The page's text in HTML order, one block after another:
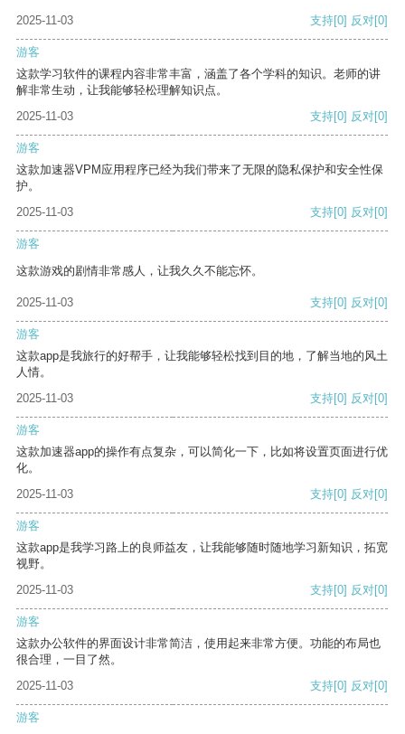
2025-11-03 支持[0] 反对[0]
游客
这款学习软件的课程内容非常丰富，涵盖了各个学科的知识。老师的讲
解非常生动，让我能够轻松理解知识点。
2025-11-03
支持[0] 反对[0]
游客
这款加速器VPM应用程序已经为我们带来了无限的隐私保护和安全性保
护。
2025-11-03
支持[0] 反对[0]
游客
这款游戏的剧情非常感人，让我久久不能忘怀。
2025-11-03 支持[0] 反对[0]
游客
这款app是我旅行的好帮手，让我能够轻松找到目的地，了解当地的风土
人情。
2025-11-03
支持[0] 反对[0]
游客
这款加速器app的操作有点复杂，可以简化一下，比如将设置页面进行优
化。
2025-11-03
支持[0] 反对[0]
游客
这款app是我学习路上的良师益友，让我能够随时随地学习新知识，拓宽
视野。
2025-11-03
支持[0] 反对[0]
游客
这款办公软件的界面设计非常简洁，使用起来非常方便。功能的布局也
很合理，一目了然。
2025-11-03
支持[0] 反对[0]
游客